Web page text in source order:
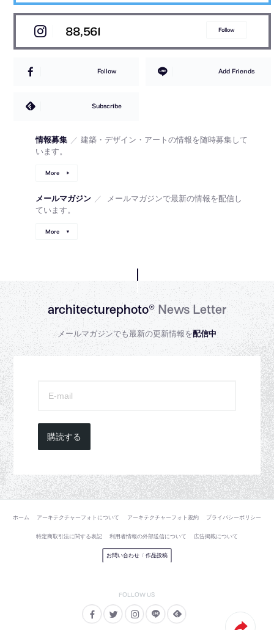
88,561 Follow
Follow Add Friends
Subscribe
情報募集 ／ 建築・デザイン・アートの情報を随時募集して
います。
More
メールマガジン ／
メールマガジンで最新の情報を配信し
ています。
More
architecturephoto®News Letter
メールマガジンでも最新の更新情報を配信中
購読する
ホーム アーキテクチャーフォトについて アーキテクチャーフォト規約 プライバシーポリシー
特定商取引法に関する表記 利用者情報の外部送信について 広告掲載について
お問い合わせ / 作品投稿